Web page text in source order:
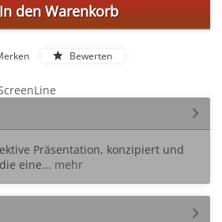
In den Warenkorb
Bewerten
Präsentation, konzipiert und
eine... mehr